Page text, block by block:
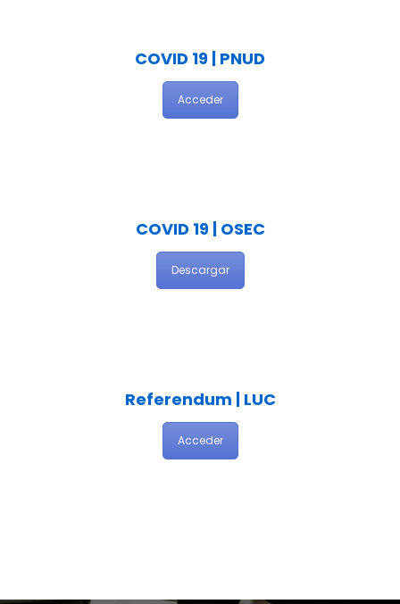
COVID 19 | PNUD
Acceder
COVID 19 | OSEC
Descargar
Referendum | LUC
Acceder